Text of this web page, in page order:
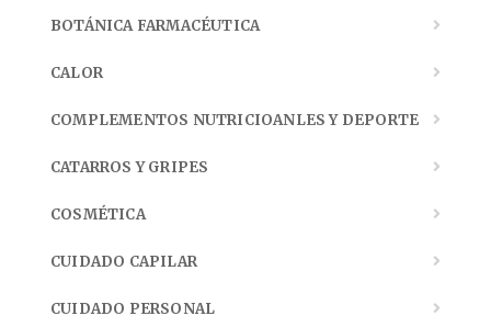
BOTÁNICA FARMACÉUTICA
CALOR
COMPLEMENTOS NUTRICIOANLES Y DEPORTE
CATARROS Y GRIPES
COSMÉTICA
CUIDADO CAPILAR
CUIDADO PERSONAL